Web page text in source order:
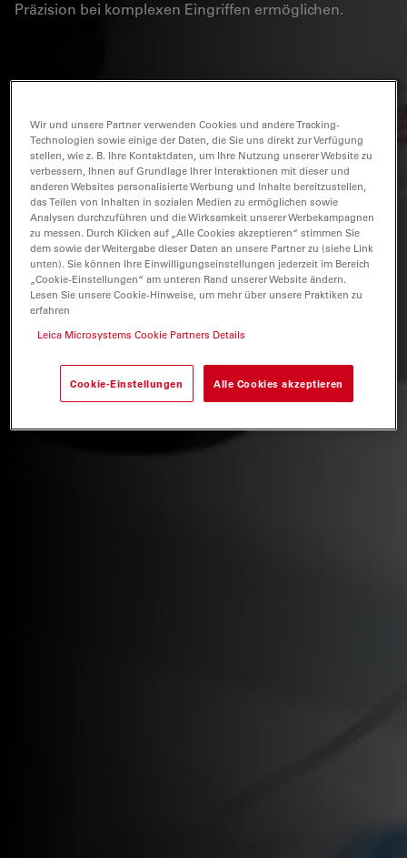
Präzision bei komplexen Eingriffen ermöglichen.
Wir und unsere Partner verwenden Cookies und andere Tracking-
Technologien sowie einige der Daten, die Sie uns direkt zur Verfügung
stellen, wie z. B. Ihre Kontaktdaten, um Ihre Nutzung unserer Website zu
verbessern, Ihnen auf Grundlage Ihrer Interaktionen mit dieser und
anderen Websites personalisierte Werbung und Inhalte bereitzustellen,
das Teilen von Inhalten in sozialen Medien zu ermöglichen sowie
Analysen durchzuführen und die Wirksamkeit unserer Werbekampagnen
zu messen. Durch Klicken auf „Alle Cookies akzeptieren“ stimmen Sie
dem sowie der Weitergabe dieser Daten an unsere Partner zu (siehe Link
unten). Sie können Ihre Einwilligungseinstellungen jederzeit im Bereich
„Cookie-Einstellungen“ am unteren Rand unserer Website ändern.
Lesen Sie unsere Cookie-Hinweise, um mehr über unsere Praktiken zu
erfahren
Leica Microsystems Cookie Partners Details
Cookie-Einstellungen Alle Cookies akzeptieren